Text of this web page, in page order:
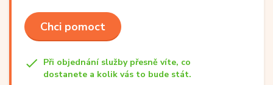
Chci pomoct
Při objednání služby přesně víte, co
dostanete a kolik vás to bude stát.